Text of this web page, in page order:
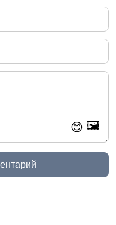
😊 🖼️